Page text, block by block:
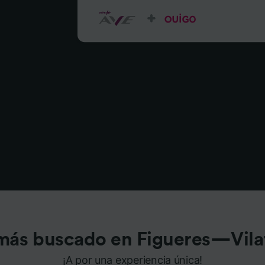
buscado en
¡A por una experiencia única!